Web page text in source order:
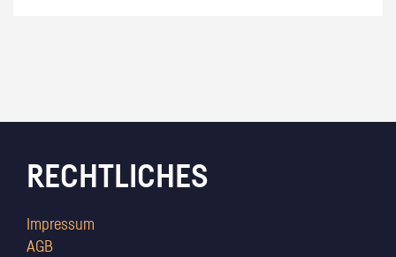
RECHTLICHES
Impressum
AGB